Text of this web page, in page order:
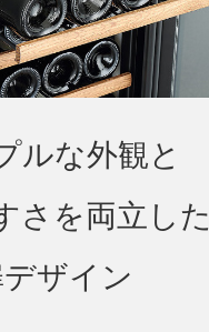
ルな外観と
さを両立した
デザイン